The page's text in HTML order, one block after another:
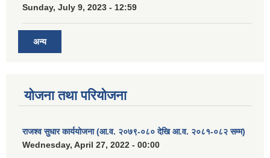
Sunday, July 9, 2023 - 12:59
अन्य
योजना तथा परियोजना
राजश्व सुधार कार्ययोजना (आ.व. २०७९-०८० देखि आ.व. २०८१-०८२ सम्म)
Wednesday, April 27, 2022 - 00:00